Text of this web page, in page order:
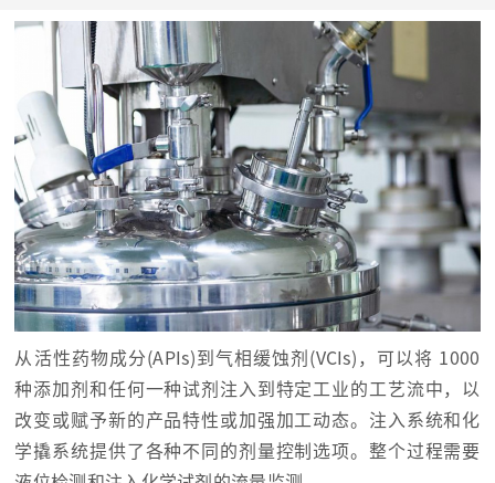
从活性药物成分(APIs)到气相缓蚀剂(VCIs)，可以将 1000
种添加剂和任何一种试剂注入到特定工业的工艺流中，以
改变或赋予新的产品特性或加强加工动态。注入系统和化
学撬系统提供了各种不同的剂量控制选项。整个过程需要